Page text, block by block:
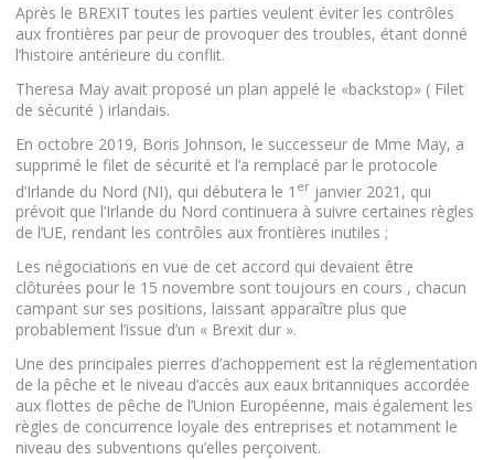
Après le BREXIT toutes les parties veulent éviter les contrôles
aux frontières par peur de provoquer des troubles, étant donné
l’histoire antérieure du conflit.
Theresa May avait proposé un plan appelé le «backstop» ( Filet
de sécurité ) irlandais.
En octobre 2019, Boris Johnson, le successeur de Mme May, a
supprimé le filet de sécurité et l’a remplacé par le protocole
d’Irlande du Nord (NI), qui débutera le 1 er janvier 2021, qui
prévoit que l’Irlande du Nord continuera à suivre certaines règles
de l’UE, rendant les contrôles aux frontières inutiles ;
Les négociations en vue de cet accord qui devaient être
clôturées pour le 15 novembre sont toujours en cours , chacun
campant sur ses positions, laissant apparaître plus que
probablement l’issue d’un « Brexit dur ».
Une des principales pierres d’achoppement est la réglementation
de la pêche et le niveau d’accès aux eaux britanniques accordée
aux flottes de pêche de l’Union Européenne, mais également les
règles de concurrence loyale des entreprises et notamment le
niveau des subventions qu’elles perçoivent.